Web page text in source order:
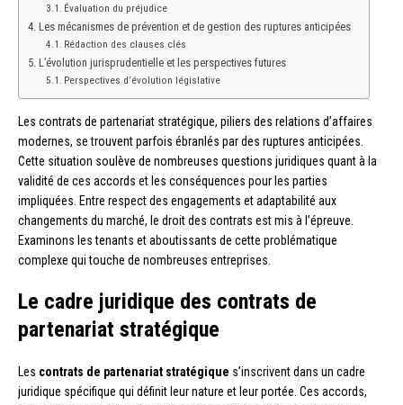
Évaluation du préjudice
Les mécanismes de prévention et de gestion des ruptures anticipées
Rédaction des clauses clés
L’évolution jurisprudentielle et les perspectives futures
Perspectives d’évolution législative
Les contrats de partenariat stratégique, piliers des relations d’affaires
modernes, se trouvent parfois ébranlés par des ruptures anticipées.
Cette situation soulève de nombreuses questions juridiques quant à la
validité de ces accords et les conséquences pour les parties
impliquées. Entre respect des engagements et adaptabilité aux
changements du marché, le droit des contrats est mis à l’épreuve.
Examinons les tenants et aboutissants de cette problématique
complexe qui touche de nombreuses entreprises.
Le cadre juridique des contrats de
partenariat stratégique
Les contrats de partenariat stratégique s’inscrivent dans un cadre
juridique spécifique qui définit leur nature et leur portée. Ces accords,